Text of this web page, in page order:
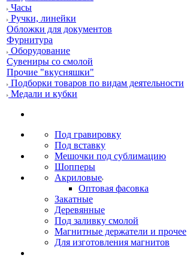
Часы
Ручки, линейки
Обложки для документов
Фурнитура
Оборудование
Сувениры со смолой
Прочие "вкусняшки"
Подборки товаров по видам деятельности
Медали и кубки
Под гравировку
Под вставку
Мешочки под сублимацию
Шопперы
Акриловые
Оптовая фасовка
Закатные
Деревянные
Под заливку смолой
Магнитные держатели и прочее
Для изготовления магнитов